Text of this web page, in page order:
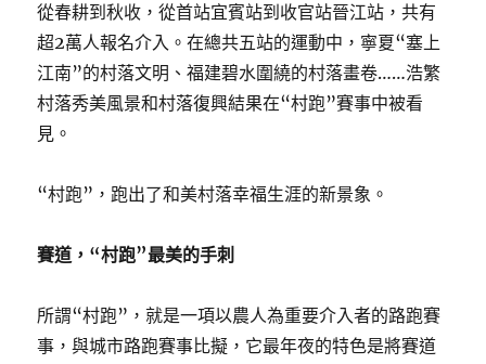
從春耕到秋收，從首站宜賓站到收官站晉江站，共有
超2萬人報名介入。在總共五站的運動中，寧夏“塞上
江南”的村落文明、福建碧水圍繞的村落畫卷……浩繁
村落秀美風景和村落復興結果在“村跑”賽事中被看
見。
“村跑”，跑出了和美村落幸福生涯的新景象。
賽道，“村跑”最美的手刺
所謂“村跑”，就是一項以農人為重要介入者的路跑賽
事，與城市路跑賽事比擬，它最年夜的特色是將賽道